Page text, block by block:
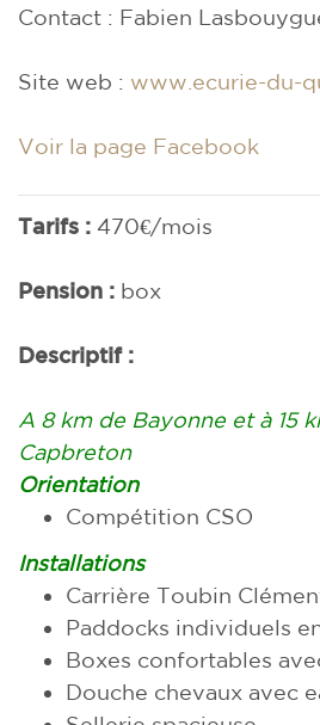
Contact : Fabien
Site web : www.ecurie-du-
Voir la page Facebook
Tarifs : 470€/mois
Pension : box
Descriptif :
A 8 km de Bayonne et à 15
Capbreton
Orientation
Compétition CSO
Installations
Carrière Toubin
Paddocks individuels
Boxes confortables
Douche chevaux avec